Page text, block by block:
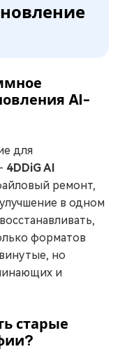
AI-
для
4DDiG AI
ремонт,
в одном
форматов
но
и
старые